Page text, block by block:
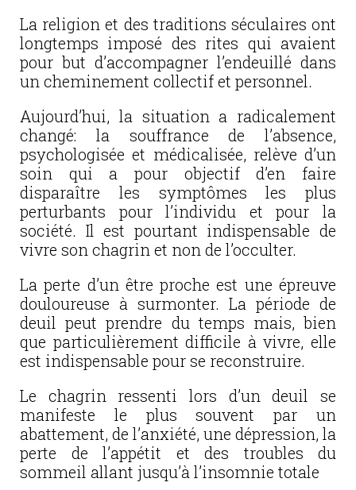
La religion et des traditions séculaires ont
longtemps imposé des rites qui avaient
pour but d’accompagner l’endeuillé dans
un cheminement collectif et personnel.
Aujourd’hui, la situation a radicalement
changé: la souffrance de l’absence,
psychologisée et médicalisée, relève d’un
soin qui a pour objectif d’en faire
disparaître les symptômes les plus
perturbants pour l’individu et pour la
société. Il est pourtant indispensable de
vivre son chagrin et non de l’occulter.
La perte d’un être proche est une épreuve
douloureuse à surmonter. La période de
deuil peut prendre du temps mais, bien
que particulièrement difficile à vivre, elle
est indispensable pour se reconstruire.
Le chagrin ressenti lors d’un deuil se
manifeste le plus souvent par un
abattement, de l’anxiété, une dépression, la
perte de l’appétit et des troubles du
sommeil allant jusqu’à l’insomnie totale